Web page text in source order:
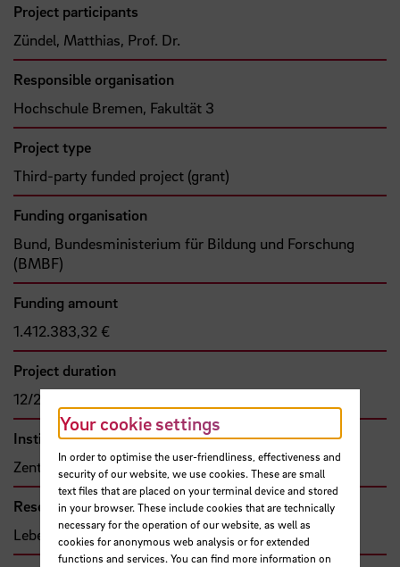
Project participants
Zündel, Matthias, Prof. Dr.
Responsible organisation
Hochschule Bremen, Fakultät 3
Project type
Third-party funded project (grant)
Funding organisation
Bund, Bundesministerium für Bildung und Forschung
(BMBF)
Funding amount
1.412.383,32 €
Project duration
12/2023 - 11/2026
Institute
Zentrum für Pflegeforschung und Beratung
Research and transfer clusters
Lebensqualität
Your cookie settings
In order to optimise the user-friendliness, effectiveness and
security of our website, we use cookies. These are small
text files that are placed on your terminal device and stored
in your browser. These include cookies that are technically
necessary for the operation of our website, as well as
cookies for anonymous web analysis or for extended
functions and services. You can find more information on